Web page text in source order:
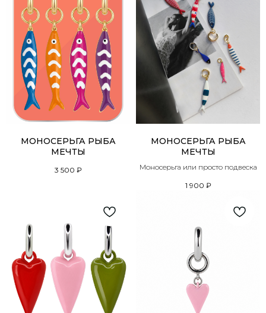
МОНОСЕРЬГА РЫБА
МЕЧТЫ
3 500 ₽
МОНОСЕРЬГА РЫБА
МЕЧТЫ
Моносерьга или просто подвеска
1 900 ₽